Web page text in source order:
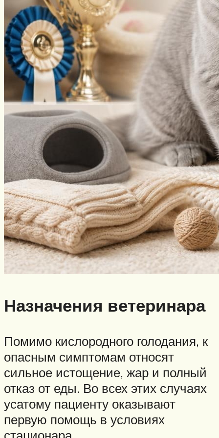
Назначения ветеринара
Помимо кислородного голодания, к
опасным симптомам относят
сильное истощение, жар и полный
отказ от еды. Во всех этих случаях
усатому пациенту оказывают
первую помощь в условиях